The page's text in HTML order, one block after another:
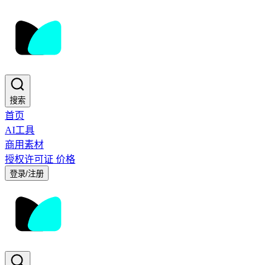
搜索
首页
AI工具
商用素材
授权许可证 价格
登录/注册